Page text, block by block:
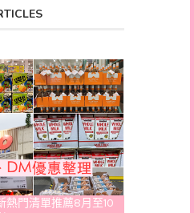
熱門清單推薦8月至10